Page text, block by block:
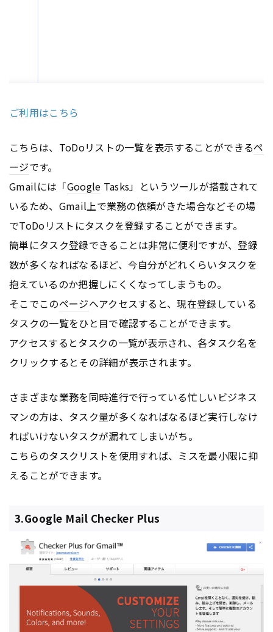
ご利用はこちら
こちらは、ToDoリストの一覧を表示することができるペ
ージです。
Gmailには「Google Tasks」というツールが搭載されて
いるため、Gmail上で業務の依頼がきた場合などその場
でToDoリストにタスクを登録することができます。
簡単にタスク登録できることは非常に便利ですが、登録
数が多くなればなるほど、今自分がどれくらいタスクを
抱えているのか把握しにくくなってしまうもの。
そこでこのページへアクセスすると、現在登録している
タスクの一覧をひと目で確認することができます。
アクセスするとタスクの一覧が表示され、各タスク名を
クリックするとその詳細が表示されます。
さまざまな業務を同時進行で行っている忙しいビジネス
マンの方は、タスク量が多くなればなるほど実行しなけ
ればいけないタスクが漏れてしまいがち。
こちらのタスクリストを使用すれば、ミスを最小限に抑
えることができます。
3.Google Mail Checker Plus